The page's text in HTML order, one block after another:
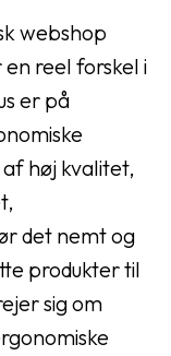
webshop
reel forskel i
er på
høj kvalitet,
det nemt og
produkter til
sig om